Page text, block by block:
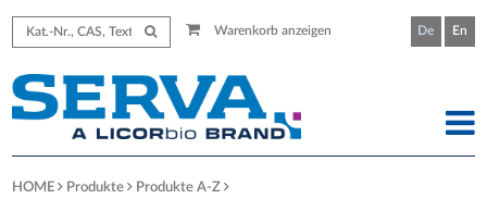
Warenkorb anzeigen De En
HOME Produkte Produkte A-Z